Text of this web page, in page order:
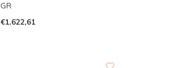
GR
€1.622,61